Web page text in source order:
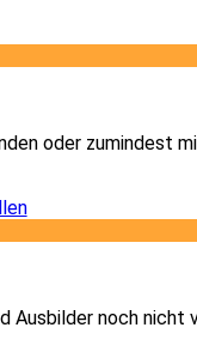
oder zumindest
Ausbilder noch nicht